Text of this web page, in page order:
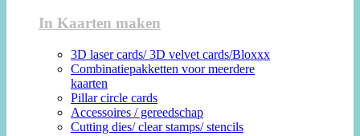
In Kaarten maken
3D laser cards/ 3D velvet cards/Bloxxx
Combinatiepakketten voor meerdere
kaarten
Pillar circle cards
Accessoires / gereedschap
Cutting dies/ clear stamps/ stencils